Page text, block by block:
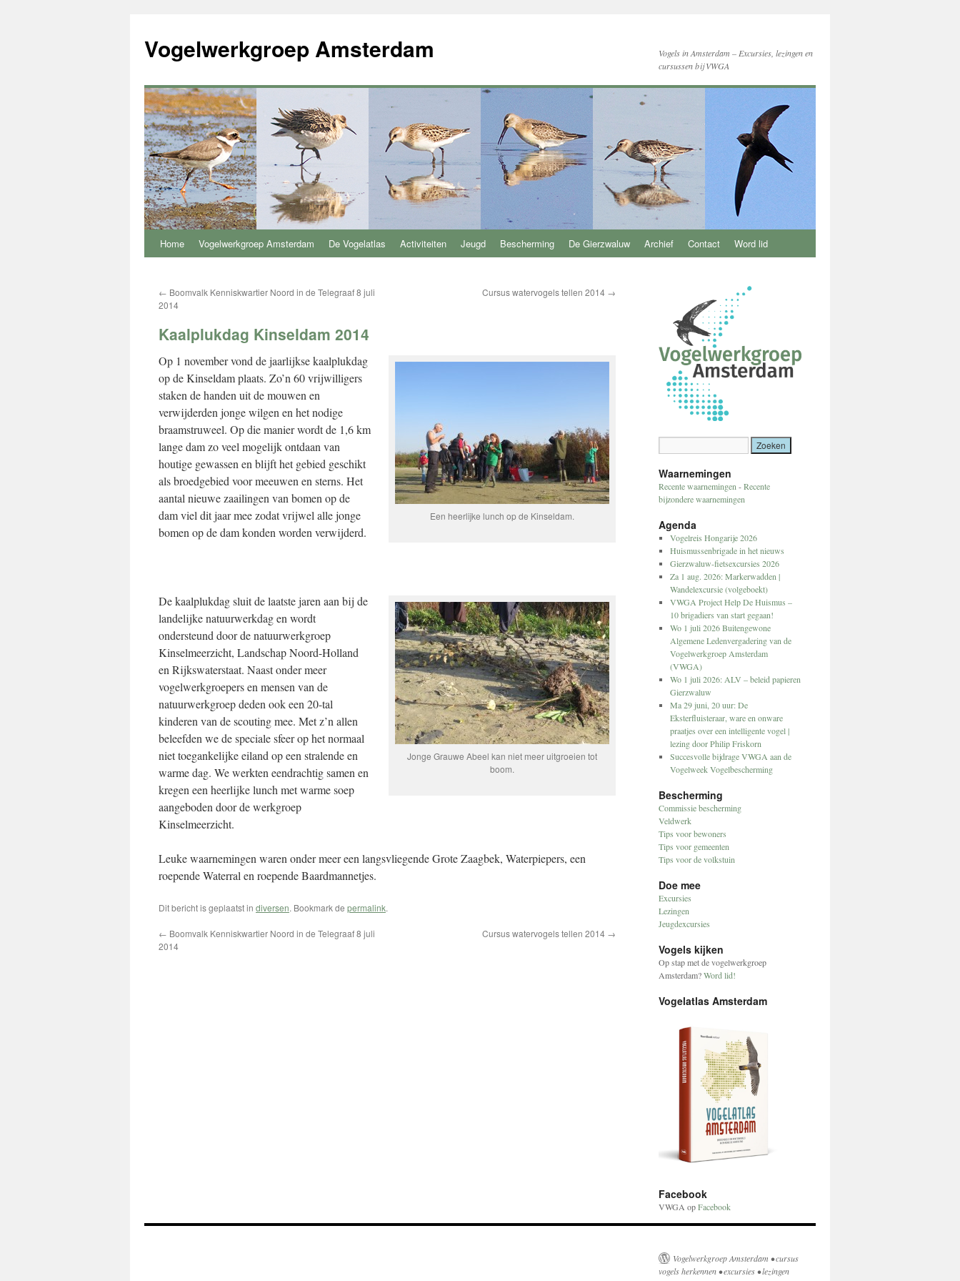
Vogelwerkgroep Amsterdam
Vogels in Amsterdam – Excursies, lezingen en
cursussen bij VWGA
Home Vogelwerkgroep Amsterdam De Vogelatlas Activiteiten Jeugd Bescherming De Gierzwaluw Archief Contact Word lid
← Boomvalk Kenniskwartier Noord in de Telegraaf 8 juli
2014
Cursus watervogels tellen 2014 →
Kaalplukdag Kinseldam 2014
Een heerlijke lunch op de Kinseldam.
Op 1 november vond de jaarlijkse kaalplukdag
op de Kinseldam plaats. Zo’n 60 vrijwilligers
staken de handen uit de mouwen en
verwijderden jonge wilgen en het nodige
braamstruweel. Op die manier wordt de 1,6 km
lange dam zo veel mogelijk ontdaan van
houtige gewassen en blijft het gebied geschikt
als broedgebied voor meeuwen en sterns. Het
aantal nieuwe zaailingen van bomen op de
dam viel dit jaar mee zodat vrijwel alle jonge
bomen op de dam konden worden verwijderd.
Jonge Grauwe Abeel kan niet meer uitgroeien tot
boom.
De kaalplukdag sluit de laatste jaren aan bij de
landelijke natuurwerkdag en wordt
ondersteund door de natuurwerkgroep
Kinselmeerzicht, Landschap Noord-Holland
en Rijkswaterstaat. Naast onder meer
vogelwerkgroepers en mensen van de
natuurwerkgroep deden ook een 20-tal
kinderen van de scouting mee. Met z’n allen
beleefden we de speciale sfeer op het normaal
niet toegankelijke eiland op een stralende en
warme dag. We werkten eendrachtig samen en
kregen een heerlijke lunch met warme soep
aangeboden door de werkgroep
Kinselmeerzicht.
Leuke waarnemingen waren onder meer een langsvliegende Grote Zaagbek, Waterpiepers, een
roepende Waterral en roepende Baardmannetjes.
Dit bericht is geplaatst in diversen. Bookmark de permalink.
← Boomvalk Kenniskwartier Noord in de Telegraaf 8 juli
2014
Cursus watervogels tellen 2014 →
Waarnemingen
Recente waarnemingen -Recente
bijzondere waarnemingen
Agenda
Vogelreis Hongarije 2026
Huismussenbrigade in het nieuws
Gierzwaluw-fietsexcursies 2026
Za 1 aug. 2026: Markerwadden |
Wandelexcursie (volgeboekt)
VWGA Project Help De Huismus –
10 brigadiers van start gegaan!
Wo 1 juli 2026 Buitengewone
Algemene Ledenvergadering van de
Vogelwerkgroep Amsterdam
(VWGA)
Wo 1 juli 2026: ALV – beleid papieren
Gierzwaluw
Ma 29 juni, 20 uur: De
Eksterfluisteraar, ware en onware
praatjes over een intelligente vogel |
lezing door Philip Friskorn
Succesvolle bijdrage VWGA aan de
Vogelweek Vogelbescherming
Bescherming
Commissie bescherming
Veldwerk
Tips voor bewoners
Tips voor gemeenten
Tips voor de volkstuin
Doe mee
Excursies
Lezingen
Jeugdexcursies
Vogels kijken
Op stap met de vogelwerkgroep
Amsterdam?Word lid!
Vogelatlas Amsterdam
Facebook
VWGA opFacebook
Vogelwerkgroep Amsterdam • cursus
vogels herkennen • excursies • lezingen